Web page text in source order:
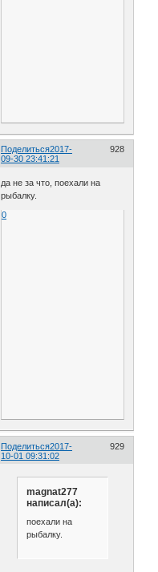
Поделиться 928
2017-
09-30 23:41:21
да не за что, поехали на
рыбалку.
0
Поделиться 929
2017-
10-01 09:31:02
magnat277
написал(а):
поехали на
рыбалку.